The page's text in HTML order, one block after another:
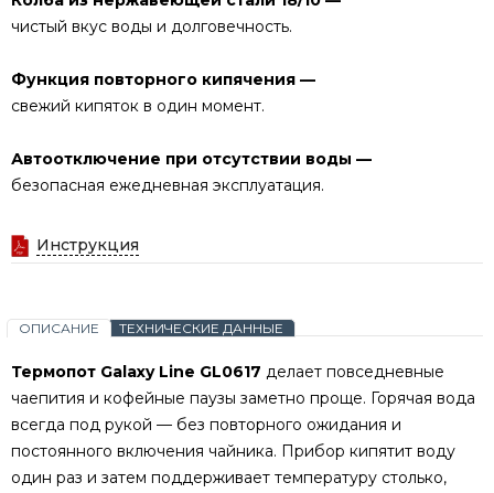
чистый вкус воды и долговечность.
Функция повторного кипячения —
свежий кипяток в один момент.
Автоотключение при отсутствии воды —
безопасная ежедневная эксплуатация.
Инструкция
ОПИСАНИЕ ТЕХНИЧЕСКИЕ ДАННЫЕ
Термопот Galaxy Line GL0617 делает повседневные
чаепития и кофейные паузы заметно проще. Горячая вода
всегда под рукой — без повторного ожидания и
постоянного включения чайника. Прибор кипятит воду
один раз и затем поддерживает температуру столько,